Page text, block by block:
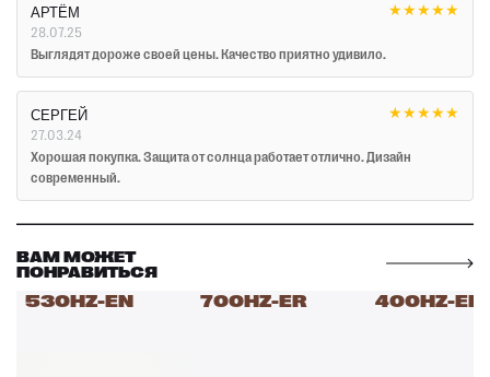
АРТЁМ
28.07.25
★★★★★
Выглядят дороже своей цены. Качество приятно удивило.
СЕРГЕЙ
27.03.24
★★★★★
Хорошая покупка. Защита от солнца работает отлично. Дизайн
современный.
ВАМ МОЖЕТ
ПОНРАВИТЬСЯ
530HZ-EN 700HZ-ER 400HZ-EN